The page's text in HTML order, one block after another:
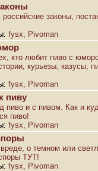
законы,
fysx Pivoman
кто любит пиво с
курьезы, казусы,
fysx Pivoman
пиву
пиво и с пивом. Как и
пиво!
fysx Pivoman
о темном или
ТУТ!
fysx Pivoman